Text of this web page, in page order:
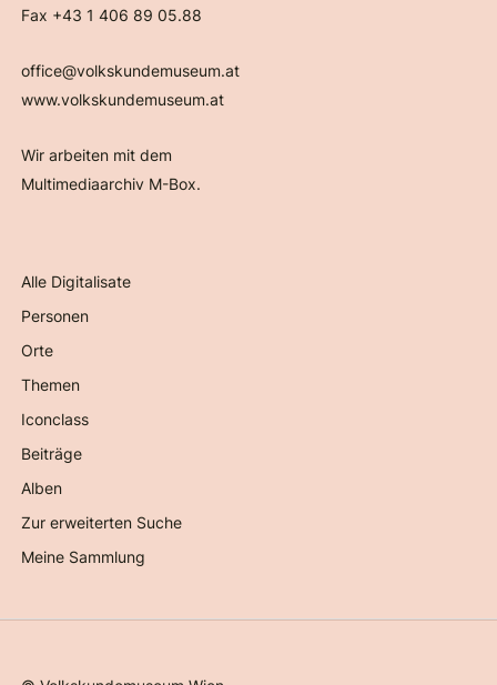
Fax +43 1 406 89 05.88
office@volkskundemuseum.at
www.volkskundemuseum.at
Wir arbeiten mit dem
Multimediaarchiv M-Box.
Alle Digitalisate
Personen
Orte
Themen
Iconclass
Beiträge
Alben
Zur erweiterten Suche
Meine Sammlung